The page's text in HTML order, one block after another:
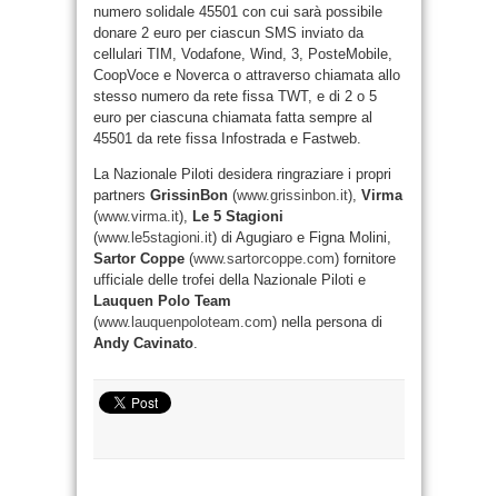
numero solidale 45501 con cui sarà possibile
donare 2 euro per ciascun SMS inviato da
cellulari TIM, Vodafone, Wind, 3, PosteMobile,
CoopVoce e Noverca o attraverso chiamata allo
stesso numero da rete fissa TWT, e di 2 o 5
euro per ciascuna chiamata fatta sempre al
45501 da rete fissa Infostrada e Fastweb.
La Nazionale Piloti desidera ringraziare i propri
partners GrissinBon (www.grissinbon.it), Virma
(www.virma.it), Le 5 Stagioni
(www.le5stagioni.it) di Agugiaro e Figna Molini,
Sartor Coppe (www.sartorcoppe.com) fornitore
ufficiale delle trofei della Nazionale Piloti e
Lauquen Polo Team
(www.lauquenpoloteam.com) nella persona di
Andy Cavinato.